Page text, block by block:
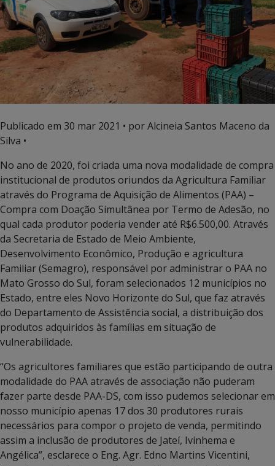
Publicado em 30 mar 2021 • por Alcineia Santos Maceno da
Silva •
No ano de 2020, foi criada uma nova modalidade de compra
institucional de produtos oriundos da Agricultura Familiar
através do Programa de Aquisição de Alimentos (PAA) –
Compra com Doação Simultânea por Termo de Adesão, no
qual cada produtor poderia vender até R$6.500,00. Através
da Secretaria de Estado de Meio Ambiente,
Desenvolvimento Econômico, Produção e agricultura
Familiar (Semagro), responsável por administrar o PAA no
Mato Grosso do Sul, foram selecionados 12 municípios no
Estado, entre eles Novo Horizonte do Sul, que faz através
do Departamento de Assistência social, a distribuição dos
produtos adquiridos às famílias em situação de
vulnerabilidade.
“Os agricultores familiares que estão participando de outra
modalidade do PAA através de associação não puderam
fazer parte desde PAA-DS, com isso pudemos selecionar em
nosso município apenas 17 dos 30 produtores rurais
necessários para compor o projeto de venda, permitindo
assim a inclusão de produtores de Jateí, Ivinhema e
Angélica”, esclarece o Eng. Agr. Edno Martins Vicentini,